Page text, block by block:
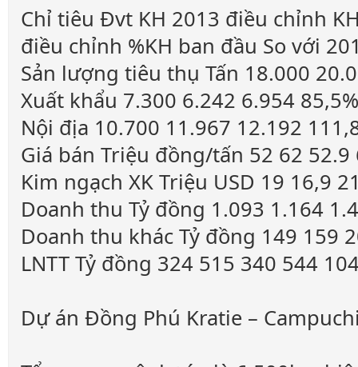
Chỉ tiêu Đvt KH 2013 điều chỉnh
điều chỉnh %KH ban đầu So với
Sản lượng tiêu thụ Tấn 18.000
Xuất khẩu 7.300 6.242 6.954
Nội địa 10.700 11.967 12.192
Giá bán Triệu đồng/tấn 52 62 52.9
Kim ngạch XK Triệu USD 19 16,9
Doanh thu Tỷ đồng 1.093 1.164
Doanh thu khác Tỷ đồng 149 159
LNTT Tỷ đồng 324 515 340 544
Dự án Đồng Phú Kratie –